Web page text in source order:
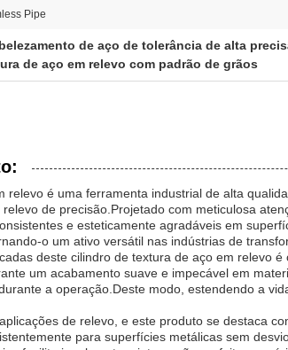
Pipe
de aço de tolerância de alta
de aço em relevo com padrão de grãos
relevo é uma ferramenta industrial de alta
de precisão.Projetado com meticulosa
e esteticamente agradáveis em
o um ativo versátil nas indústrias de
deste cilindro de textura de aço em relevo
um acabamento suave e impecável em
a operação.Deste modo, estendendo a
de relevo, e este produto se destaca
para superfícies metálicas sem